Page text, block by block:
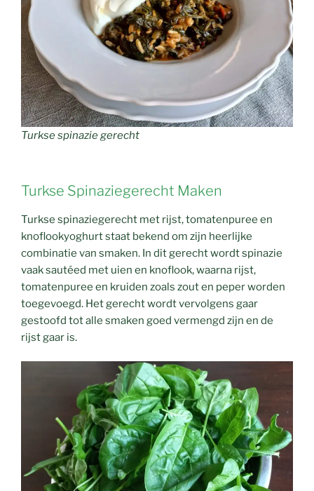
Turkse spinazie gerecht
Turkse Spinaziegerecht Maken
Turkse spinaziegerecht met rijst, tomatenpuree en
knoflookyoghurt staat bekend om zijn heerlijke
combinatie van smaken. In dit gerecht wordt spinazie
vaak sautéed met uien en knoflook, waarna rijst,
tomatenpuree en kruiden zoals zout en peper worden
toegevoegd. Het gerecht wordt vervolgens gaar
gestoofd tot alle smaken goed vermengd zijn en de
rijst gaar is.